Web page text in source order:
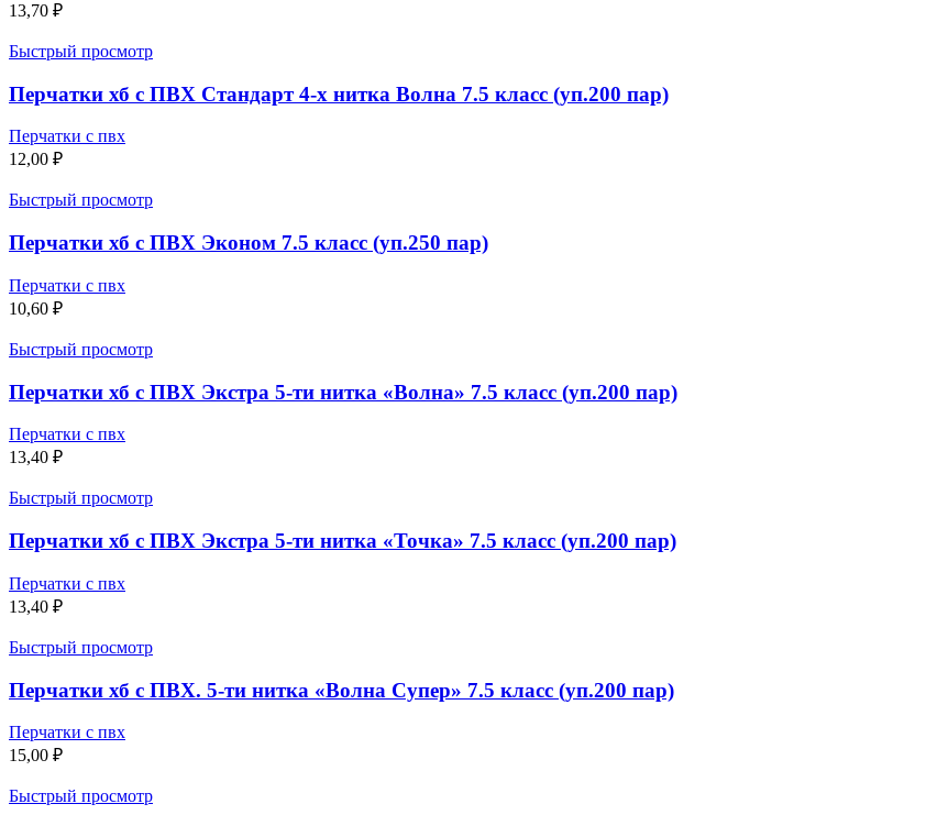
13,70 ₽
Быстрый просмотр
Перчатки хб с ПВХ Стандарт 4-х нитка Волна 7.5 класс (уп.200 пар)
Перчатки с пвх
12,00 ₽
Быстрый просмотр
Перчатки хб с ПВХ Эконом 7.5 класс (уп.250 пар)
Перчатки с пвх
10,60 ₽
Быстрый просмотр
Перчатки хб с ПВХ Экстра 5-ти нитка «Волна» 7.5 класс (уп.200 пар)
Перчатки с пвх
13,40 ₽
Быстрый просмотр
Перчатки хб с ПВХ Экстра 5-ти нитка «Точка» 7.5 класс (уп.200 пар)
Перчатки с пвх
13,40 ₽
Быстрый просмотр
Перчатки хб с ПВХ. 5-ти нитка «Волна Супер» 7.5 класс (уп.200 пар)
Перчатки с пвх
15,00 ₽
Быстрый просмотр